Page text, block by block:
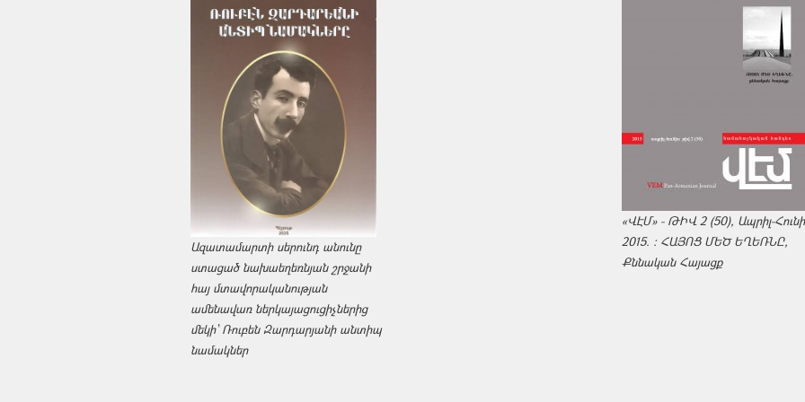
Ազատամարտի սերունդ անունը
ստացած նախաեղեռնյան շրջանի
հայ մտավորականության
ամենավառ ներկայացուցիչներից
մեկի՝ Ռուբեն Զարդարյանի անտիպ
նամակներ
«ՎԷՄ» - ԹԻՎ 2 (50), Ապրիլ-
2015. : ՀԱՅՈՑ ՄԵԾ ԵՂԵՌՆԸ,
Քննական Հայացք